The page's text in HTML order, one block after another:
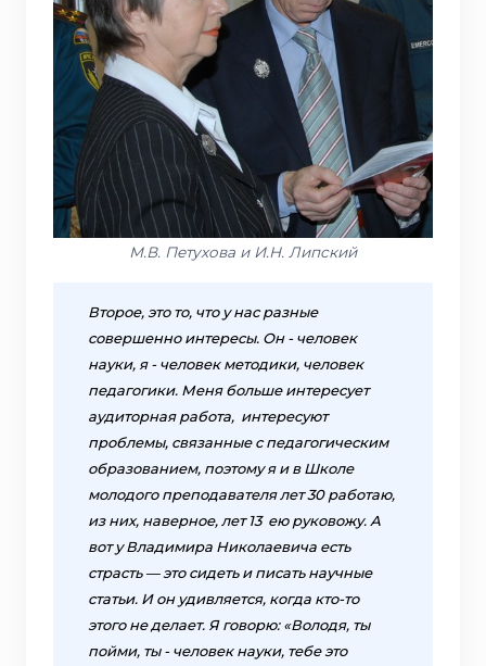
М.В. Петухова и И.Н. Липский
Второе, это то, что у нас разные
совершенно интересы. Он - человек
науки, я - человек методики, человек
педагогики. Меня больше интересует
аудиторная работа, интересуют
проблемы, связанные с педагогическим
образованием, поэтому я и в Школе
молодого преподавателя лет 30 работаю,
из них, наверное, лет 13 ею руковожу. А
вот у Владимира Николаевича есть
страсть — это сидеть и писать научные
статьи. И он удивляется, когда кто-то
этого не делает. Я говорю: «Володя, ты
пойми, ты - человек науки, тебе это